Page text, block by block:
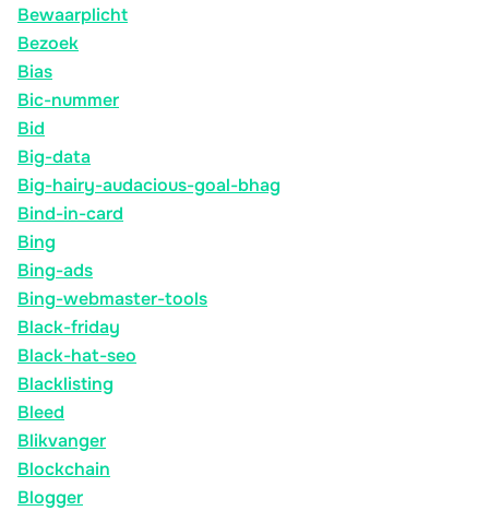
Bewaarplicht
Bezoek
Bias
Bic-nummer
Bid
Big-data
Big-hairy-audacious-goal-bhag
Bind-in-card
Bing
Bing-ads
Bing-webmaster-tools
Black-friday
Black-hat-seo
Blacklisting
Bleed
Blikvanger
Blockchain
Blogger